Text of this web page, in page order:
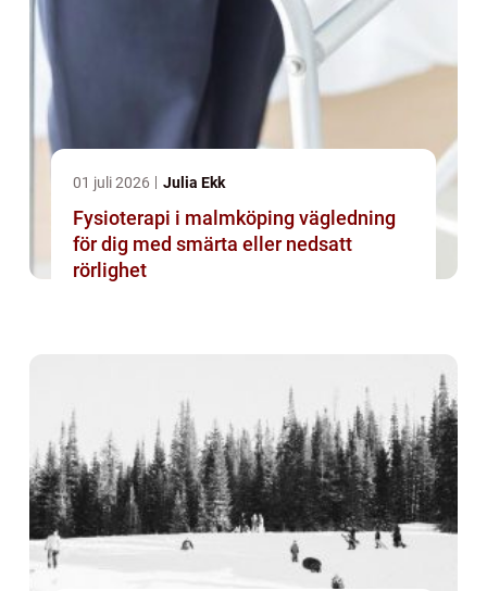
01 juli 2026 Julia Ekk
Fysioterapi i malmköping vägledning
för dig med smärta eller nedsatt
rörlighet